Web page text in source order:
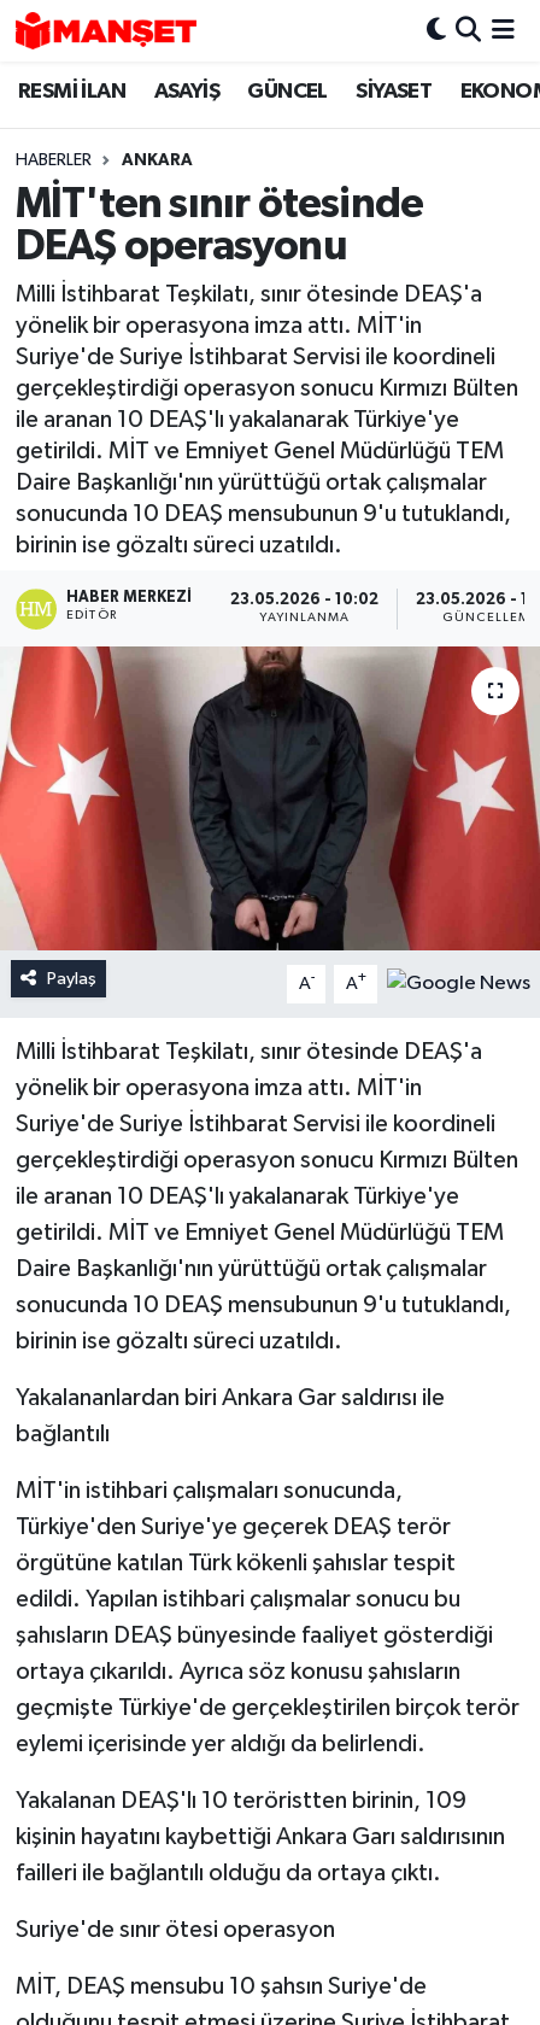
RESMİ İLAN ASAYİŞ GÜNCEL SİYASET
HABERLER ANKARA
MİT'ten sınır ötesinde
DEAŞ operasyonu
Milli İstihbarat Teşkilatı, sınır ötesinde DEAŞ'a
yönelik bir operasyona imza attı. MİT'in
Suriye'de Suriye İstihbarat Servisi ile koordineli
gerçekleştirdiği operasyon sonucu Kırmızı Bülten
ile aranan 10 DEAŞ'lı yakalanarak Türkiye'ye
getirildi. MİT ve Emniyet Genel Müdürlüğü TEM
Daire Başkanlığı'nın yürüttüğü ortak çalışmalar
sonucunda 10 DEAŞ mensubunun 9'u tutuklandı,
birinin ise gözaltı süreci uzatıldı.
HABER MERKEZI
EDITÖR
23.05.2026 - 10:02
YAYINLANMA
23.05.2026 -
GÜNCELLEME
Paylaş A- A+
Milli İstihbarat Teşkilatı, sınır ötesinde DEAŞ'a
yönelik bir operasyona imza attı. MİT'in
Suriye'de Suriye İstihbarat Servisi ile koordineli
gerçekleştirdiği operasyon sonucu Kırmızı Bülten
ile aranan 10 DEAŞ'lı yakalanarak Türkiye'ye
getirildi. MİT ve Emniyet Genel Müdürlüğü TEM
Daire Başkanlığı'nın yürüttüğü ortak çalışmalar
sonucunda 10 DEAŞ mensubunun 9'u tutuklandı,
birinin ise gözaltı süreci uzatıldı.
Yakalananlardan biri Ankara Gar saldırısı ile
bağlantılı
MİT'in istihbari çalışmaları sonucunda,
Türkiye'den Suriye'ye geçerek DEAŞ terör
örgütüne katılan Türk kökenli şahıslar tespit
edildi. Yapılan istihbari çalışmalar sonucu bu
şahısların DEAŞ bünyesinde faaliyet gösterdiği
ortaya çıkarıldı. Ayrıca söz konusu şahısların
geçmişte Türkiye'de gerçekleştirilen birçok terör
eylemi içerisinde yer aldığı da belirlendi.
Yakalanan DEAŞ'lı 10 teröristten birinin, 109
kişinin hayatını kaybettiği Ankara Garı saldırısının
failleri ile bağlantılı olduğu da ortaya çıktı.
Suriye'de sınır ötesi operasyon
MİT, DEAŞ mensubu 10 şahsın Suriye'de
Hava Durumu
Trafik Durumu
Süper Lig Puan Durumu ve Fikstür
Tüm Manşetler
Son Dakika Haberleri
Haber Arşivi